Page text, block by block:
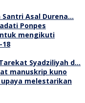
Santri Asal Durena…
Syadziliyah d…